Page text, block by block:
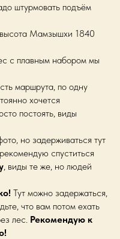
штурмовать подъём
Мамзышхи 1840
с плавным набором мы
маршрута, по одну
хочется
постоять, виды
но задерживаться тут
спуститься
, виды те же, но людей
Тут можно задержаться,
что вам потом ехать
лес. Рекомендую к